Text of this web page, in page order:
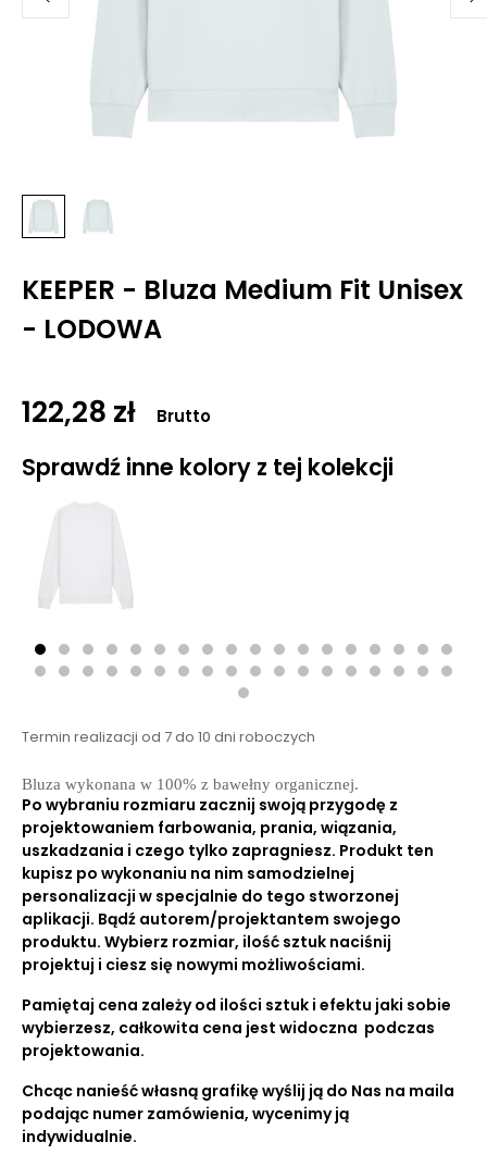
KEEPER - Bluza Medium Fit Unisex
- LODOWA
122,28 zł Brutto
Sprawdź inne kolory z tej kolekcji
Termin realizacji od 7 do 10 dni roboczych
Bluza wykonana w 100% z bawełny organicznej.
Po wybraniu rozmiaru zacznij swoją przygodę z
projektowaniem farbowania, prania, wiązania,
uszkadzania i czego tylko zapragniesz. Produkt ten
kupisz po wykonaniu na nim samodzielnej
personalizacji w specjalnie do tego stworzonej
aplikacji. Bądź autorem/projektantem swojego
produktu. Wybierz rozmiar, ilość sztuk naciśnij
projektuj i ciesz się nowymi możliwościami.
Pamiętaj cena zależy od ilości sztuk i efektu jaki sobie
wybierzesz, całkowita cena jest widoczna podczas
projektowania.
Chcąc nanieść własną grafikę wyślij ją do Nas na maila
podając numer zamówienia, wycenimy ją
indywidualnie.